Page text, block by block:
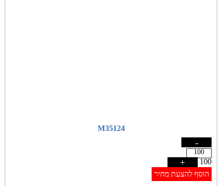
M35124
-
100
+
הוסף להצעת מחיר